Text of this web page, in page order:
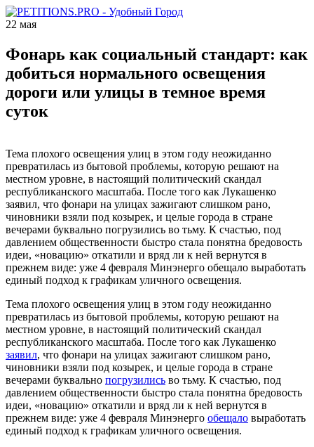
22 мая
Фонарь как социальный стандарт: как
добиться нормального освещения
дороги или улицы в темное время
суток
Тема плохого освещения улиц в этом году неожиданно
превратилась из бытовой проблемы, которую решают на
местном уровне, в настоящий политический скандал
республиканского масштаба. После того как Лукашенко
заявил, что фонари на улицах зажигают слишком рано,
чиновники взяли под козырек, и целые города в стране
вечерами буквально погрузились во тьму. К счастью, под
давлением общественности быстро стала понятна бредовость
идеи, «новацию» откатили и вряд ли к ней вернутся в
прежнем виде: уже 4 февраля Минэнерго обещало выработать
единый подход к графикам уличного освещения.
Тема плохого освещения улиц в этом году неожиданно
превратилась из бытовой проблемы, которую решают на
местном уровне, в настоящий политический скандал
республиканского масштаба. После того как Лукашенко
заявил, что фонари на улицах зажигают слишком рано,
чиновники взяли под козырек, и целые города в стране
вечерами буквально погрузились во тьму. К счастью, под
давлением общественности быстро стала понятна бредовость
идеи, «новацию» откатили и вряд ли к ней вернутся в
прежнем виде: уже 4 февраля Минэнерго обещало выработать
единый подход к графикам уличного освещения.